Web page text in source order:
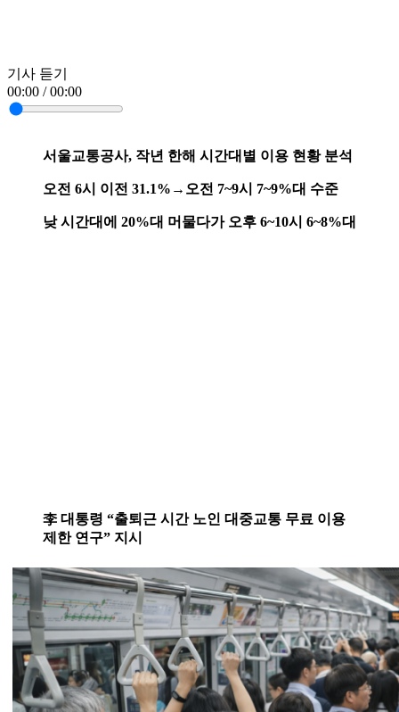
기사 듣기
00:00 / 00:00
서울교통공사, 작년 한해 시간대별 이용 현황 분석
오전 6시 이전 31.1%→오전 7~9시 7~9%대 수준
낮 시간대에 20%대 머물다가 오후 6~10시 6~8%대
李 대통령 “출퇴근 시간 노인 대중교통 무료 이용
제한 연구” 지시